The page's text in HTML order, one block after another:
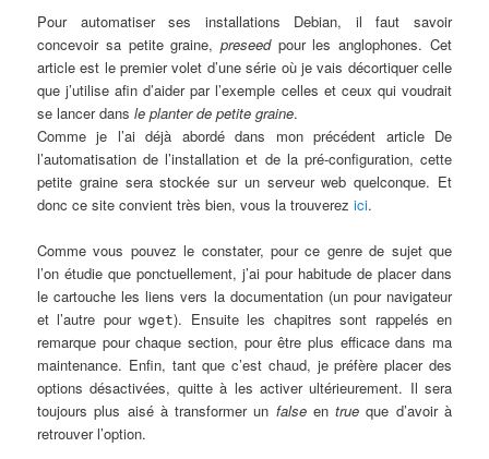
Pour automatiser ses installations Debian, il faut savoir
concevoir sa petite graine, preseedpour les anglophones. Cet
article est le premier volet d’une série où je vais décortiquer celle
que j’utilise afin d’aider par l’exemple celles et ceux qui voudrait
se lancer dansle planter de petite graine.
Comme je l’ai déjà abordé dans mon précédent article De
l’automatisation de l’installation et de la pré-configuration, cette
petite graine sera stockée sur un serveur web quelconque. Et
donc ce site convient très bien, vous la trouverezici.
Comme vous pouvez le constater, pour ce genre de sujet que
l’on étudie que ponctuellement, j’ai pour habitude de placer dans
le cartouche les liens vers la documentation (un pour navigateur
et l’autre pourwget). Ensuite les chapitres sont rappelés en
remarque pour chaque section, pour être plus efficace dans ma
maintenance. Enfin, tant que c’est chaud, je préfère placer des
options désactivées, quitte à les activer ultérieurement. Il sera
toujours plus aisé à transformer un falseentrue que d’avoir à
retrouver l’option.